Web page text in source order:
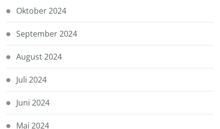
Oktober 2024
September 2024
August 2024
Juli 2024
Juni 2024
Mai 2024